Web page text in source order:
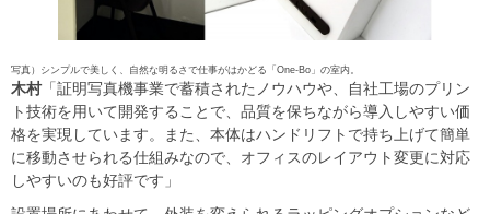
写真）シンプルで美しく、自然な明るさで仕事がはかどる「One-Bo」の室内。
木村「証明写真機事業で蓄積されたノウハウや、自社工場のプリン
ト技術を用いて開発することで、品質を保ちながら導入しやすい価
格を実現しています。また、本体はハンドリフトで持ち上げて簡単
に移動させられる仕組みなので、オフィスのレイアウト変更に対応
しやすいのも好評です」